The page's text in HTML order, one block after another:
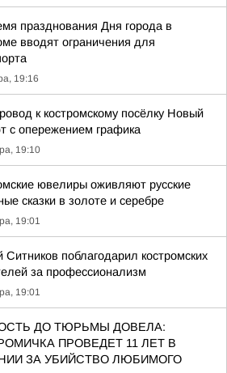
празднования Дня города в
вводят ограничения для
19:16
к костромскому посёлку Новый
с опережением графика
19:10
ювелиры оживляют русские
сказки в золоте и серебре
19:01
Ситников поблагодарил костромских
за профессионализм
19:01
ДО ТЮРЬМЫ ДОВЕЛА:
ПРОВЕДЕТ 11 ЛЕТ В
ЗА УБИЙСТВО ЛЮБИМОГО